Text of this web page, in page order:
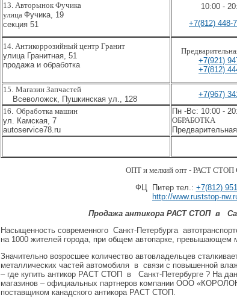
13. Авторынок Фучика
улица Фучика, 19
секция 51
10:00 -
+7(812) 448-
14. Антикоррозийный центр Гранит
улица Гранитная, 51
продажа и обработка
+7(921)
+7(812)
15. Магазин Запчастей
Всеволожск, Пушкинская ул., 128
+7(967)
16. Обработка машин
ул. Камская, 7
autoservice78.ru
Пн -Вс: 10:00 -
ОБРАБОТКА
ОПТ и мелкий опт - РАСТ СТОП
ФЦ Питер тел.: +7(812)
http://www.ruststop-
Продажа антикора РАСТ СТОП в
Насыщенность современного Санкт-Петербурга
на 1000 жителей города, при общем автопарке, превышающем
Значительно возросшее количество автовладельцев
металлических частей автомобиля в связи с повышенной
– где купить антикор РАСТ СТОП
в Санкт-Петербурге ? На
магазинов – официальных партнеров компании ООО
поставщиком канадского антикора РАСТ СТОП.